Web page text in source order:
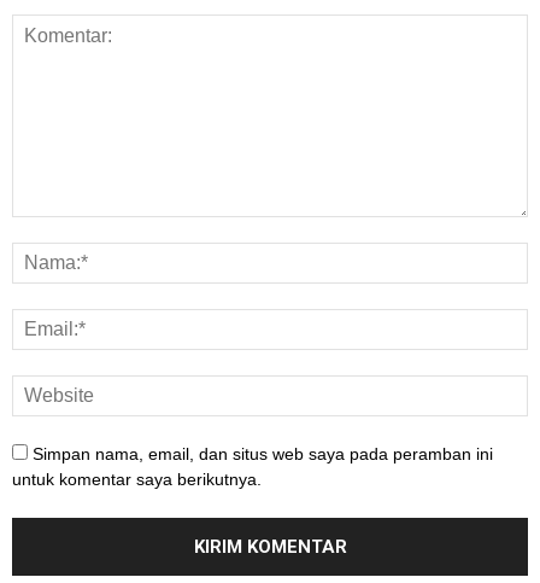
Simpan nama, email, dan situs web saya pada peramban ini
untuk komentar saya berikutnya.